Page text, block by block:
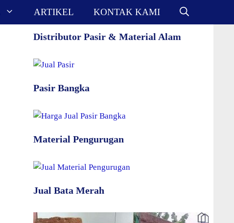
ARTIKEL KONTAK KAMI
Distributor Pasir & Material Alam
Pasir Bangka
Material Pengurugan
Jual Bata Merah